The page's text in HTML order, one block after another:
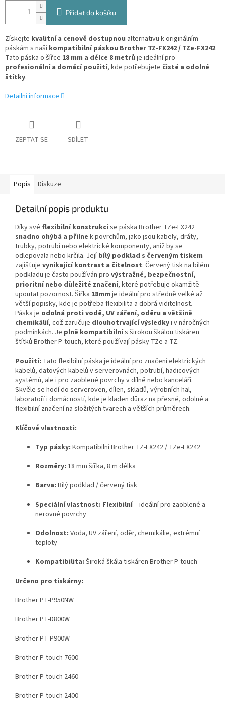
Přidat do košíku
Získejte kvalitní a cenově dostupnou alternativu k originálním
páskám s našíkompatibilní páskou Brother TZ-FX242 / TZe-FX242.
Tato páska o šířce 18 mm a délce 8 metrů je ideální pro
profesionální a domácí použití, kde potřebujete čisté a odolné
štítky.
Detailní informace
ZEPTAT SE SDÍLET
Popis Diskuze
Detailní popis produktu
Díky své flexibilní konstrukci se páska Brother TZe-FX242
snadno ohýbá a přilne k povrchům, jako jsou kabely, dráty,
trubky, potrubí nebo elektrické komponenty, aniž by se
odlepovala nebo krčila. Jejíbílý podklad s červeným tiskem
zajišťuje vynikající kontrast a čitelnost. Červený tisk na bílém
podkladu je často používán pro výstražné, bezpečnostní,
prioritní nebo důležité značení, které potřebuje okamžitě
upoutat pozornost. Šířka 18mm je ideální pro středně velké až
větší popisky, kde je potřeba flexibilita a dobrá viditelnost.
Páska je odolná proti vodě, UV záření, oděru a většině
chemikálií, což zaručuje dlouhotrvající výsledkyi v náročných
podmínkách. Je plně kompatibilnís širokou škálou tiskáren
štítků Brother P-touch, které používají pásky TZe a TZ.
Použití: Tato flexibilní páska je ideální pro značení elektrických
kabelů, datových kabelů v serverovnách, potrubí, hadicových
systémů, ale i pro zaoblené povrchy v dílně nebo kanceláři.
Skvěle se hodí do serveroven, dílen, skladů, výrobních hal,
laboratoří i domácností, kde je kladen důraz na přesné, odolné a
flexibilní značení na složitých tvarech a větších průměrech.
Klíčové vlastnosti:
Typ pásky: Kompatibilní Brother TZ-FX242 / TZe-FX242
Rozměry: 18 mm šířka, 8 m délka
Barva: Bílý podklad / červený tisk
Speciální vlastnost: Flexibilní– ideální pro zaoblené a
nerovné povrchy
Odolnost: Voda, UV záření, oděr, chemikálie, extrémní
teploty
Kompatibilita: Široká škála tiskáren Brother P-touch
Určeno pro tiskárny:
Brother PT-P950NW
Brother PT-D800W
Brother PT-P900W
Brother P-touch 7600
Brother P-touch 2460
Brother P-touch 2400